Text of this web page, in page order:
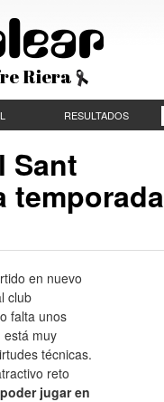
Riera
RESULTADOS
Sant
temporada
en nuevo
club
falta unos
está muy
técnicas.
reto
jugar en